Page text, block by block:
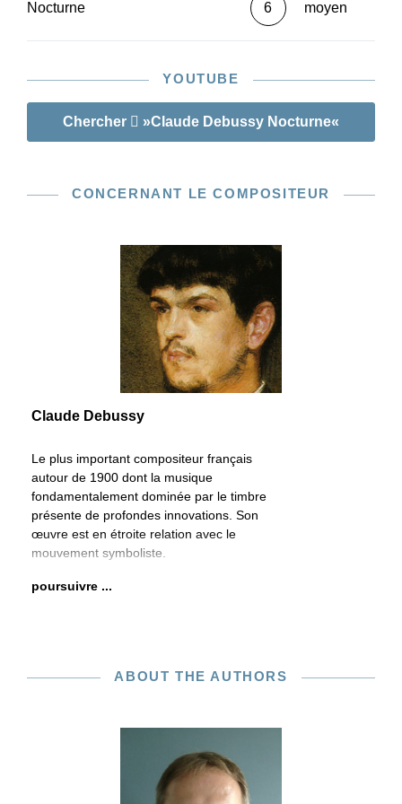
Nocturne 6 moyen
YOUTUBE
Chercher »Claude Debussy Nocturne«
CONCERNANT LE COMPOSITEUR
Claude Debussy
Le plus important compositeur français
autour de 1900 dont la musique
fondamentalement dominée par le timbre
présente de profondes innovations. Son
œuvre est en étroite relation avec le
mouvement symboliste.
poursuivre ...
ABOUT THE AUTHORS